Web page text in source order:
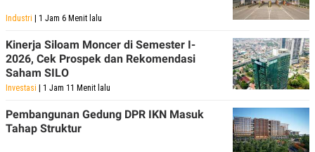
Industri | 1 Jam 6 Menit lalu
Kinerja Siloam Moncer di Semester I-
2026, Cek Prospek dan Rekomendasi
Saham SILO
Investasi | 1 Jam 11 Menit lalu
Pembangunan Gedung DPR IKN Masuk
Tahap Struktur